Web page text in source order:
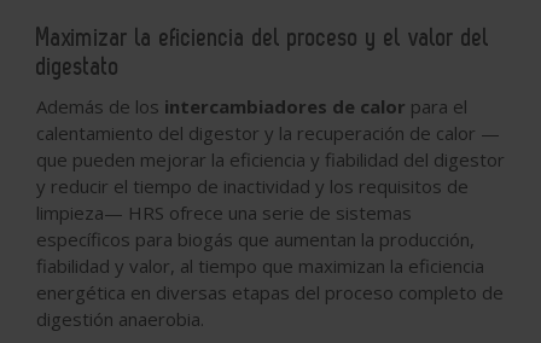
Maximizar la eficiencia del proceso y el valor del
digestato
Además de los intercambiadores de calor para el
calentamiento del digestor y la recuperación de calor —
que pueden mejorar la eficiencia y fiabilidad del digestor
y reducir el tiempo de inactividad y los requisitos de
limpieza— HRS ofrece una serie de sistemas
específicos para biogás que aumentan la producción,
fiabilidad y valor, al tiempo que maximizan la eficiencia
energética en diversas etapas del proceso completo de
digestión anaerobia.